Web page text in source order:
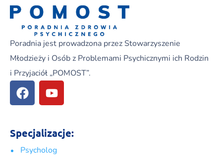
Poradnia jest prowadzona przez Stowarzyszenie
Młodzieży i Osób z Problemami Psychicznymi ich Rodzin
i Przyjaciół „POMOST”.
Specjalizacje:
Psycholog